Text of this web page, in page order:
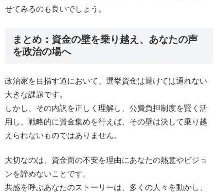
せてみるのも良いでしょう。
まとめ：資金の壁を乗り越え、あなたの声
を政治の場へ
政治家を目指す道において、選挙資金は避けては通れない
大きな課題です。
しかし、その内訳を正しく理解し、公費負担制度を賢く活
用し、戦略的に資金集めを行えば、その壁は決して乗り越
えられないものではありません。
大切なのは、資金面の不安を理由にあなたの熱意やビジョ
ンを諦めないことです。
共感を呼ぶあなたのストーリーは、多くの人々を動かし、